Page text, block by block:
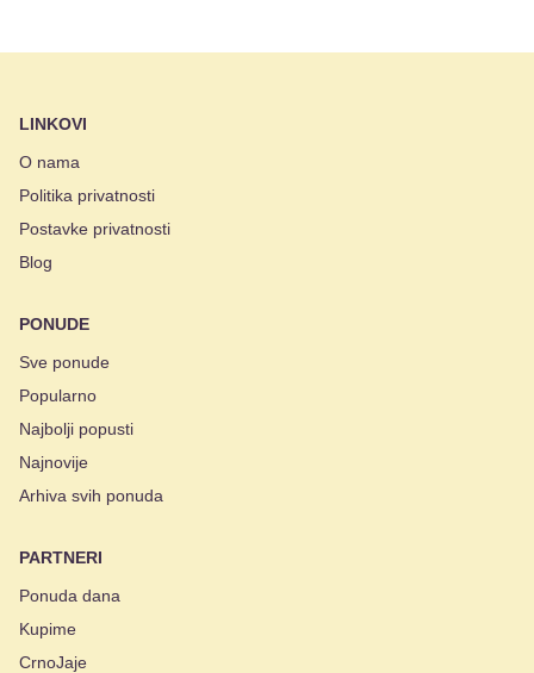
LINKOVI
O nama
Politika privatnosti
Postavke privatnosti
Blog
PONUDE
Sve ponude
Popularno
Najbolji popusti
Najnovije
Arhiva svih ponuda
PARTNERI
Ponuda dana
Kupime
CrnoJaje